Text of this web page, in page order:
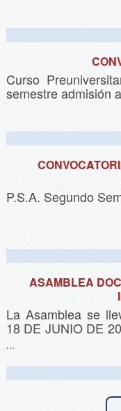
Curso
semestre admisión
P.S.A. Segundo
ASAMBLEA
La Asamblea se
18 DE JUNIO DE
...